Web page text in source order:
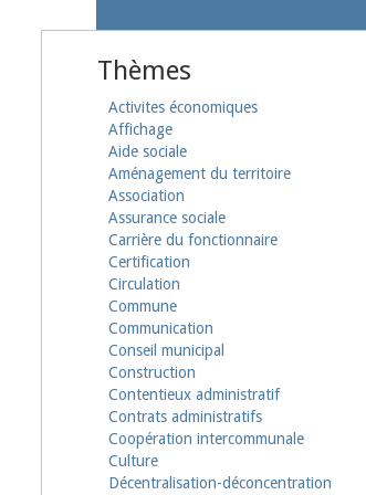
Thèmes
Activites économiques
Affichage
Aide sociale
Aménagement du territoire
Association
Assurance sociale
Carrière du fonctionnaire
Certification
Circulation
Commune
Communication
Conseil municipal
Construction
Contentieux administratif
Contrats administratifs
Coopération intercommunale
Culture
Décentralisation-déconcentration